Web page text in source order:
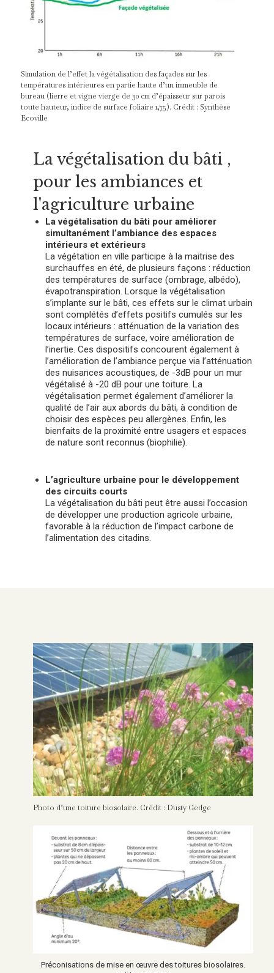
La végétalisation du bâti ,
pour les ambiances et
l'agriculture urbaine
La végétalisation du bâti pour améliorer
simultanément l’ambiance des espaces
intérieurs et extérieurs
La végétation en ville participe à la maitrise des
surchauffes en été, de plusieurs façons : réduction
des températures de surface (ombrage, albédo),
évapotranspiration. Lorsque la végétalisation
s’implante sur le bâti, ces effets sur le climat urbain
sont complétés d’effets positifs cumulés sur les
locaux intérieurs : atténuation de la variation des
températures de surface, voire amélioration de
l’inertie. Ces dispositifs concourent également à
l’amélioration de l’ambiance perçue via l’atténuation
des nuisances acoustiques, de -3dB pour un mur
végétalisé à -20 dB pour une toiture. La
végétalisation permet également d’améliorer la
qualité de l’air aux abords du bâti, à condition de
choisir des espèces peu allergènes. Enfin, les
bienfaits de la proximité entre usagers et espaces
de nature sont reconnus (biophilie).
L’agriculture urbaine pour le développement
des circuits courts
La végétalisation du bâti peut être aussi l’occasion
de développer une production agricole urbaine,
favorable à la réduction de l’impact carbone de
l’alimentation des citadins.
Simulation de l’effet la végétalisation des façades sur les
températures intérieures en partie haute d’un immeuble de
bureau (lierre et vigne vierge de 30 cm d’épaisseur sur parois
toute hauteur, indice de surface foliaire 1,75). Crédit : Synthèse
Ecoville
Photo d’une toiture biosolaire. Crédit : Dusty Gedge
Préconisations de mise en œuvre des toitures biosolaires.